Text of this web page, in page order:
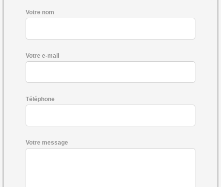
Votre nom
Votre e-mail
Téléphone
Votre message